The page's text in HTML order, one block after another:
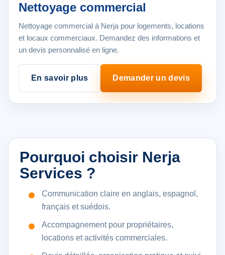
Nettoyage commercial
Nettoyage commercial à Nerja pour logements, locations
et locaux commerciaux. Demandez des informations et
un devis personnalisé en ligne.
En savoir plus Demander un devis
Pourquoi choisir Nerja
Services ?
Communication claire en anglais, espagnol,
français et suédois.
Accompagnement pour propriétaires,
locations et activités commerciales.